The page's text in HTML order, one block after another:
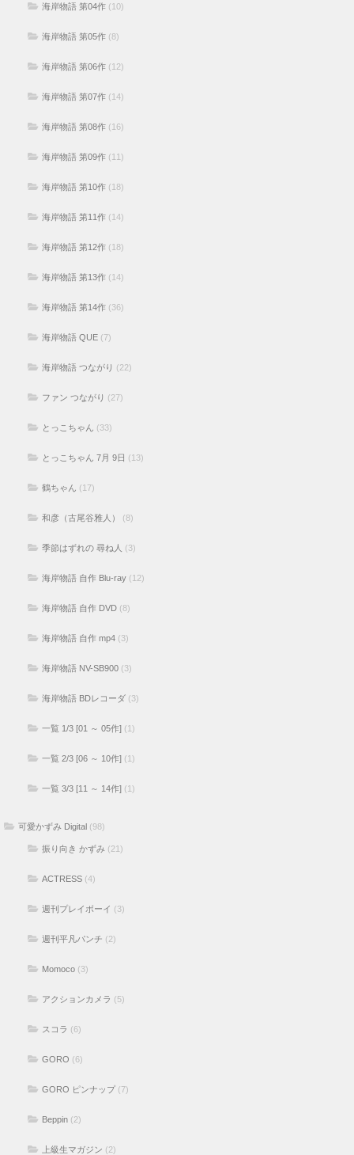
海岸物語 第04作 (10)
海岸物語 第05作 (8)
海岸物語 第06作 (12)
海岸物語 第07作 (14)
海岸物語 第08作 (16)
海岸物語 第09作 (11)
海岸物語 第10作 (18)
海岸物語 第11作 (14)
海岸物語 第12作 (18)
海岸物語 第13作 (14)
海岸物語 第14作 (36)
海岸物語 QUE (7)
海岸物語 つながり (22)
ファン つながり (27)
とっこちゃん (33)
とっこちゃん 7月 9日 (13)
鶴ちゃん (17)
和彦（古尾谷雅人） (8)
季節はずれの 尋ね人 (3)
海岸物語 自作 Blu-ray (12)
海岸物語 自作 DVD (8)
海岸物語 自作 mp4 (3)
海岸物語 NV-SB900 (3)
海岸物語 BDレコーダ (3)
一覧 1/3 [01 ～ 05作] (1)
一覧 2/3 [06 ～ 10作] (1)
一覧 3/3 [11 ～ 14作] (1)
可愛かずみ Digital (98)
振り向き かずみ (21)
ACTRESS (4)
週刊プレイボーイ (3)
週刊平凡パンチ (2)
Momoco (3)
アクションカメラ (5)
スコラ (6)
GORO (6)
GORO ピンナップ (7)
Beppin (2)
上級生マガジン (2)